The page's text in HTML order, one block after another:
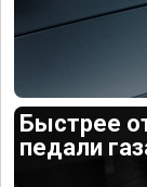
Быстрее
педали